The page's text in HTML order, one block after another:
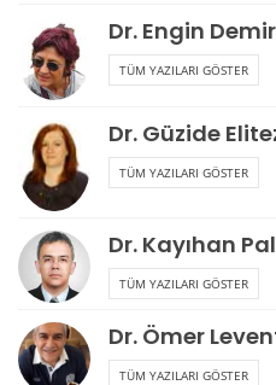
Dr. Engin
TÜM YAZILARI GÖSTER
Dr. Güzide
TÜM YAZILARI GÖSTER
Dr. Kayıhan
TÜM YAZILARI GÖSTER
Dr. Ömer
TÜM YAZILARI GÖSTER